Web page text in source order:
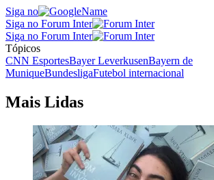
Siga no
Siga no Forum Inter
Siga no Forum Inter
Tópicos
CNN EsportesBayer LeverkusenBayern de
MuniqueBundesligaFutebol internacional
Mais Lidas